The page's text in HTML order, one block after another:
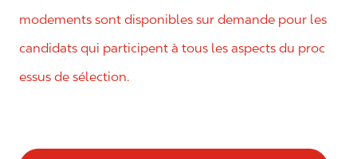
modements sont disponibles sur demande pour les
candidats qui participent à tous les aspects du proc
essus de sélection.